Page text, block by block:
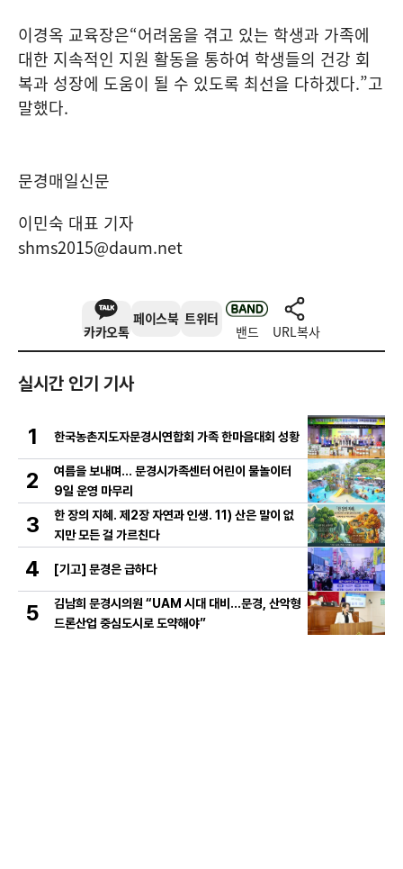
이경옥 교육장은“어려움을 겪고 있는 학생과 가족에
대한 지속적인 지원 활동을 통하여 학생들의 건강 회
복과 성장에 도움이 될 수 있도록 최선을 다하겠다.”고
말했다.
문경매일신문
이민숙 대표 기자
shms2015@daum.net
카카오톡
페이스북 트위터
밴드 URL복사
실시간 인기 기사
1 한국농촌지도자문경시연합회 가족 한마음대회 성황
2
여름을 보내며… 문경시가족센터 어린이 물놀이터
9일 운영 마무리
3
한 장의 지혜. 제2장 자연과 인생. 11) 산은 말이 없
지만 모든 걸 가르친다
4 [기고] 문경은 급하다
5
김남희 문경시의원 “UAM 시대 대비…문경, 산악형
드론산업 중심도시로 도약해야”